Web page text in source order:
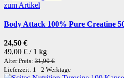
zum Artikel
Body Attack 100% Pure Creatine
24,50 €
49,00 € / 1 kg
Alter Preis: 31,90 €
Lieferzeit: 1 - 2 Werktage